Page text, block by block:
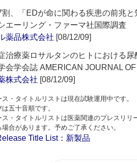
割、「EDが命に関わる疾患の前兆
エーリング・ファーマ社国際調査
薬品株式会社 [08/12/09]
治療薬ロサルタンのヒトにおける尿
会学会誌 AMERICAN JOURNAL
株式会社 [08/12/09]
ス・タイトルリストは現在試験運用中です。
五十音順です。
ス・タイトルリストは医薬関連のプレスリ
合があります。予めご了承ください。
Title List：新製品